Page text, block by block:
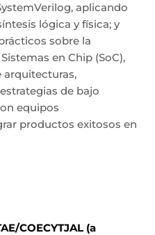
aplicando
lógica y física; y
sobre la
en Chip (SoC),
arquitecturas,
de bajo
equipos
productos exitosos en
COECYTJAL (a